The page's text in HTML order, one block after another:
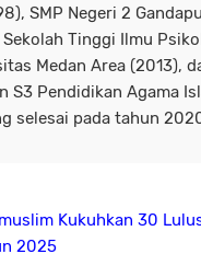
SMP Negeri 2
Sekolah Tinggi Ilmu
Medan Area (2013),
S3 Pendidikan Agama
selesai pada tahun
Kukuhkan 30
2025